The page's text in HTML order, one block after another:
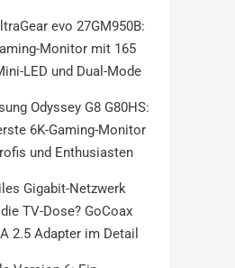
evo 27GM950B:
Monitor mit 165
LED und Dual-Mode
Odyssey G8 G80HS:
6K-Gaming-Monitor
und Enthusiasten
Gigabit-Netzwerk
TV-Dose? GoCoax
2.5 Adapter im Detail